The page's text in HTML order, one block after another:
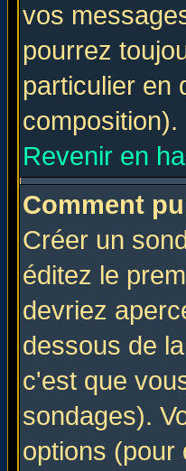
vos
pourrez
particulier en
composition).
Revenir en
Comment
Créer un
éditez le
devriez
dessous de
c'est que
sondages).
options (pour